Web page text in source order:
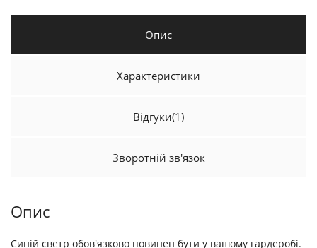
Опис
Характеристики
Відгуки(1)
Зворотній зв'язок
Опис
Синій светр обов'язково повинен бути у вашому гардеробі.